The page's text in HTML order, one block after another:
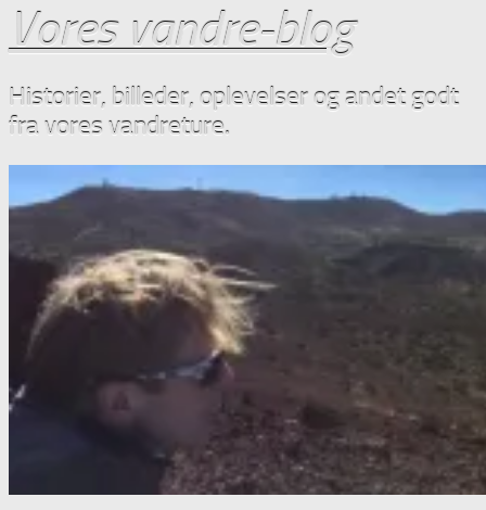
Vores vandre-blog
Historier, billeder, oplevelser og andet godt
fra vores vandreture.